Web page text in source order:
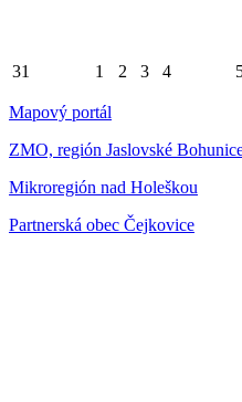
31
1 2 3 4
Mapový portál
ZMO, región Jaslovské
Mikroregión nad Holeškou
Partnerská obec Čejkovice